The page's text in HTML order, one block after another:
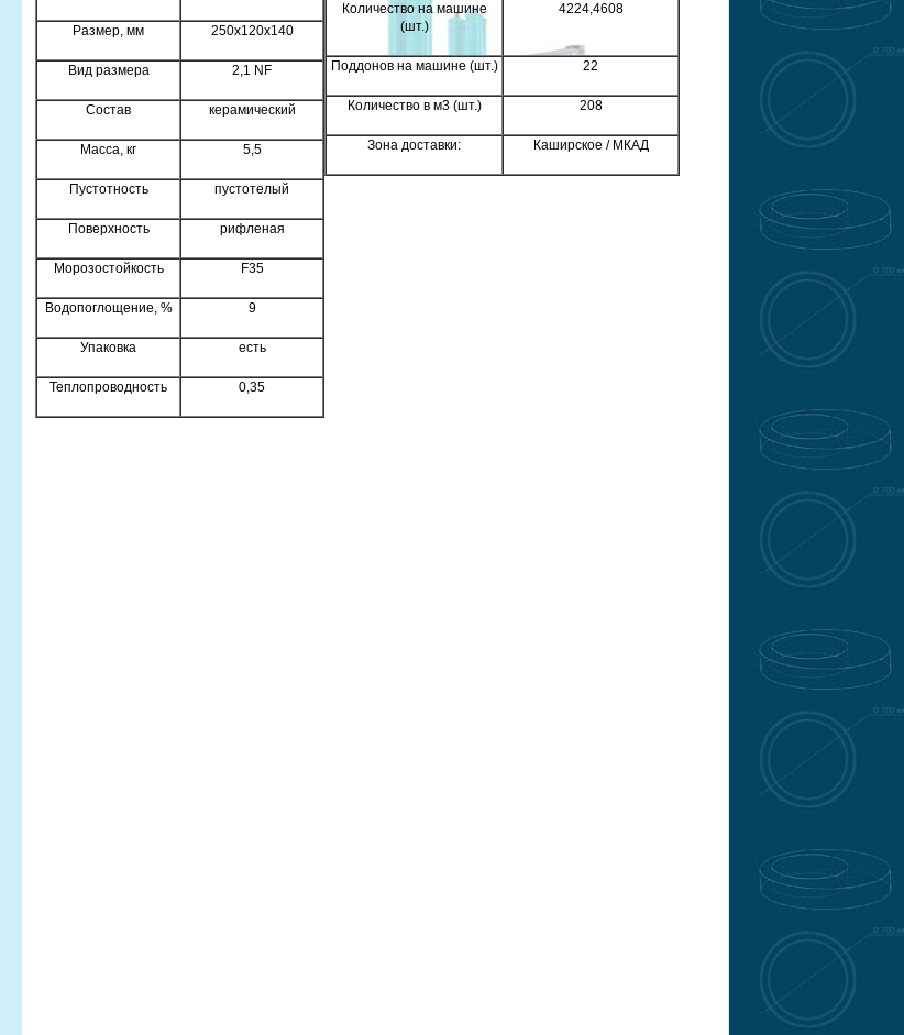
Размер, мм 250x120x140
Вид размера 2,1 NF
Состав керамический
Масса, кг 5,5
Пустотность пустотелый
Поверхность рифленая
Морозостойкость F35
Водопоглощение, % 9
Упаковка есть
Теплопроводность 0,35
Количество на машине
(шт.)
4224,4608
Поддонов на машине (шт.) 22
Количество в м3 (шт.) 208
Зона доставки: Каширское / МКАД